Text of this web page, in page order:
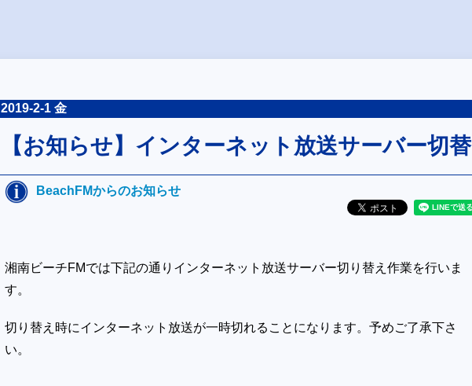
2019-2-1 金
【お知らせ】インターネット放送サーバー切替
BeachFMからのお知らせ
湘南ビーチFMでは下記の通りインターネット放送サーバー切り替え作業を行いま
す。
切り替え時にインターネット放送が一時切れることになります。予めご了承下さ
い。